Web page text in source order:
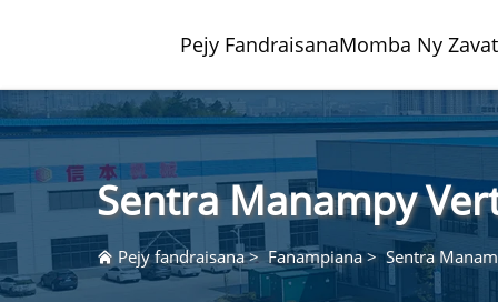
Pejy FandraisanaMomba Ny
Sentra Manampy
Pejy fandraisana>Fanampiana>Sentra